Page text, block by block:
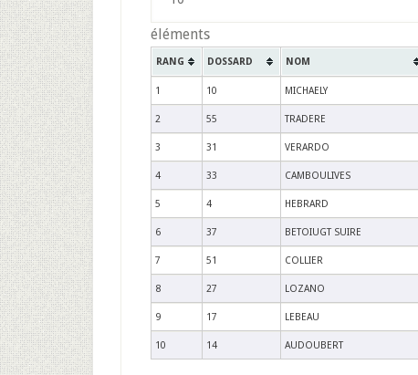
éléments
RANG DOSSARD NOM
1 10 MICHAELY
2 55 TRADERE
3 31 VERARDO
4 33 CAMBOULIVES
5 4 HEBRARD
6 37 BETOIUGT SUIRE
7 51 COLLIER
8 27 LOZANO
9 17 LEBEAU
10 14 AUDOUBERT